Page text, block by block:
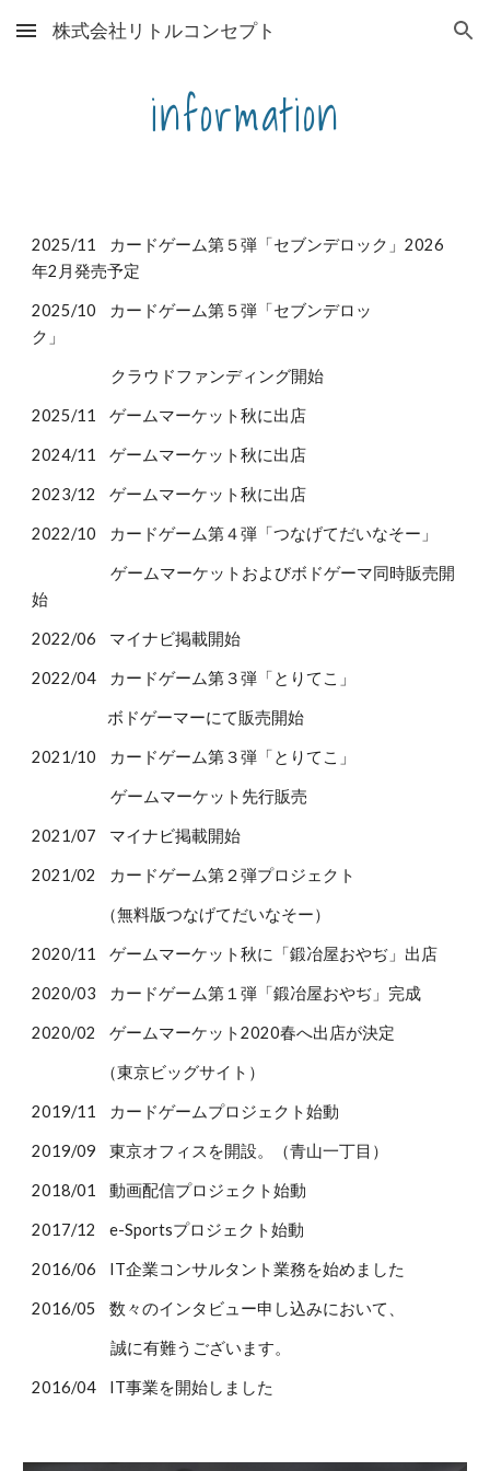
Skip to main content Skip to navigation
株式会社リトルコンセプト
information
2025/11 カードゲーム第 ５弾「セブンデロック」2026
年2月発売予定
2025/10 カードゲーム第５弾「セブンデロッ
ク」
クラウドファンディング開始
2025/11 ゲームマーケット秋に出店
2024/11 ゲームマーケット秋に出店
2023/12 ゲームマーケット秋に出店
2022/10 カードゲーム第４弾「つなげてだいなそー 」
ゲームマーケットおよびボドゲーマ同時販売開
始
2022/06 マイナビ掲載開始
2022/04 カードゲーム第３弾「とりてこ」
ボドゲーマーにて販売開始
2021/10 カードゲーム第３弾「とりてこ」
ゲームマーケット先行販売
2021/07 マイナビ掲載開始
2021/02 カードゲーム第２弾プロジェクト
（無料版つなげてだいなそー）
2020/11 ゲームマーケット秋に「鍛冶屋おやぢ」出店
2020/03 カードゲーム第１弾「鍛冶屋おやぢ」完成
2020/02 ゲームマーケット2020春へ出店が決定
（東京ビッグサイト）
2019/11 カードゲームプロジェクト始動
2019/09 東京オフィスを開設。（青山一丁目）
2018/01 動画配信プロジェクト始動
2017/12 e-Sportsプロジェクト始動
2016/06 IT企業コンサルタント業務を始めました
2016/05 数々のインタビュー申し込みにおいて、
誠に有難うございます。
2016/04 IT事業を開始しました